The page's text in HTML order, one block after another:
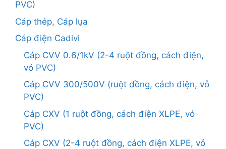
PVC)
Cáp thép, Cáp lụa
Cáp điện Cadivi
Cáp CVV 0.6/1kV (2-4 ruột đồng, cách điện,
vỏ PVC)
Cáp CVV 300/500V (ruột đồng, cách điện, vỏ
PVC)
Cáp CXV (1 ruột đồng, cách điện XLPE, vỏ
PVC)
Cáp CXV (2-4 ruột đồng, cách điện XLPE, vỏ